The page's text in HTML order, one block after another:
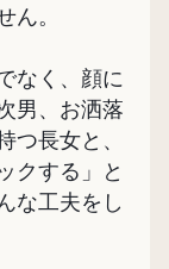
ん。
なく、顔に
男、お洒落
つ長女と、
クする」と
な工夫をし